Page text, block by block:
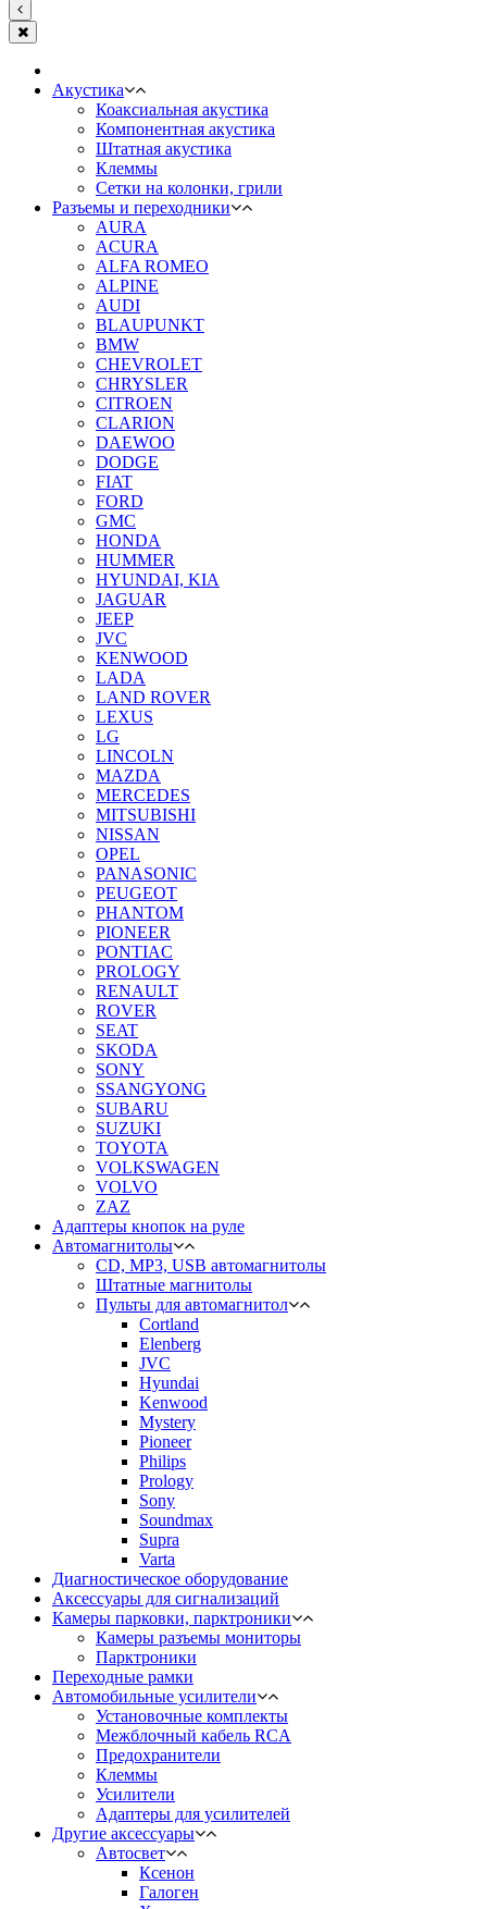
Акустика
Коаксиальная акустика
Компонентная акустика
Штатная акустика
Клеммы
Сетки на колонки, грили
Разъемы и переходники
AURA
ACURA
ALFA ROMEO
ALPINE
AUDI
BLAUPUNKT
BMW
CHEVROLET
CHRYSLER
CITROEN
CLARION
DAEWOO
DODGE
FIAT
FORD
GMC
HONDA
HUMMER
HYUNDAI, KIA
JAGUAR
JEEP
JVC
KENWOOD
LADA
LAND ROVER
LEXUS
LG
LINCOLN
MAZDA
MERCEDES
MITSUBISHI
NISSAN
OPEL
PANASONIC
PEUGEOT
PHANTOM
PIONEER
PONTIAC
PROLOGY
RENAULT
ROVER
SEAT
SKODA
SONY
SSANGYONG
SUBARU
SUZUKI
TOYOTA
VOLKSWAGEN
VOLVO
ZAZ
Адаптеры кнопок на руле
Автомагнитолы
CD, MP3, USB автомагнитолы
Штатные магнитолы
Пульты для автомагнитол
Cortland
Elenberg
JVC
Hyundai
Kenwood
Mystery
Pioneer
Philips
Prology
Sony
Soundmax
Supra
Varta
Диагностическое оборудование
Аксессуары для сигнализаций
Камеры парковки, парктроники
Камеры разъемы мониторы
Парктроники
Переходные рамки
Автомобильные усилители
Установочные комплекты
Межблочный кабель RCA
Предохранители
Клеммы
Усилители
Адаптеры для усилителей
Другие аксессуары
Автосвет
Ксенон
Галоген